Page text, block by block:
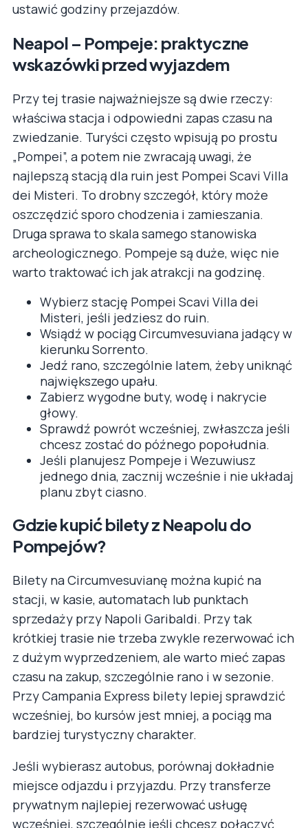
ustawić godziny przejazdów.
Neapol – Pompeje: praktyczne
wskazówki przed wyjazdem
Przy tej trasie najważniejsze są dwie rzeczy:
właściwa stacja i odpowiedni zapas czasu na
zwiedzanie. Turyści często wpisują po prostu
„Pompei”, a potem nie zwracają uwagi, że
najlepszą stacją dla ruin jest Pompei Scavi Villa
dei Misteri. To drobny szczegół, który może
oszczędzić sporo chodzenia i zamieszania.
Druga sprawa to skala samego stanowiska
archeologicznego. Pompeje są duże, więc nie
warto traktować ich jak atrakcji na godzinę.
Wybierz stację Pompei Scavi Villa dei
Misteri, jeśli jedziesz do ruin.
Wsiądź w pociąg Circumvesuviana jadący w
kierunku Sorrento.
Jedź rano, szczególnie latem, żeby uniknąć
największego upału.
Zabierz wygodne buty, wodę i nakrycie
głowy.
Sprawdź powrót wcześniej, zwłaszcza jeśli
chcesz zostać do późnego popołudnia.
Jeśli planujesz Pompeje i Wezuwiusz
jednego dnia, zacznij wcześnie i nie układaj
planu zbyt ciasno.
Gdzie kupić bilety z Neapolu do
Pompejów?
Bilety na Circumvesuvianę można kupić na
stacji, w kasie, automatach lub punktach
sprzedaży przy Napoli Garibaldi. Przy tak
krótkiej trasie nie trzeba zwykle rezerwować ich
z dużym wyprzedzeniem, ale warto mieć zapas
czasu na zakup, szczególnie rano i w sezonie.
Przy Campania Express bilety lepiej sprawdzić
wcześniej, bo kursów jest mniej, a pociąg ma
bardziej turystyczny charakter.
Jeśli wybierasz autobus, porównaj dokładnie
miejsce odjazdu i przyjazdu. Przy transferze
prywatnym najlepiej rezerwować usługę
wcześniej, szczególnie jeśli chcesz połączyć